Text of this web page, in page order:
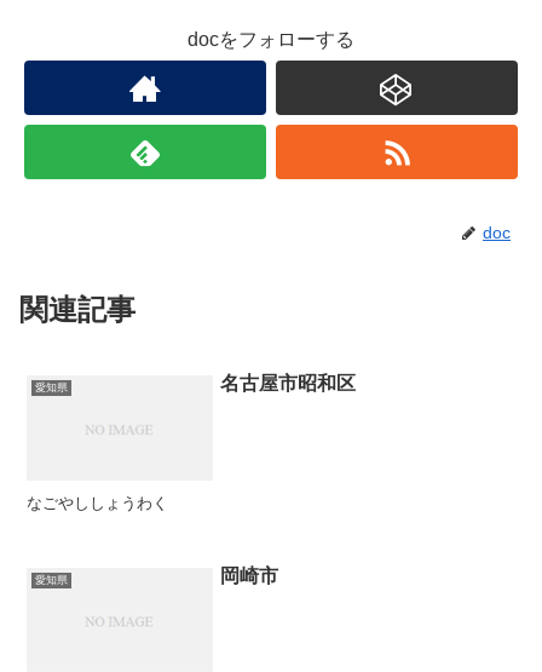
docをフォローする
doc
関連記事
愛知県 名古屋市昭和区
なごやししょうわく
愛知県 岡崎市